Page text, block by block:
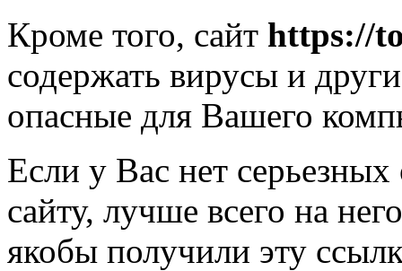
Кроме того, сайт https://
содержать вирусы и
опасные для Вашего
Если у Вас нет
сайту, лучше всего на
якобы получили эту